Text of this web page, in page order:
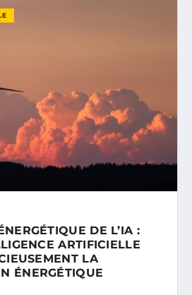
DE L’IA :
ARTIFICIELLE
LA
ÉNERGÉTIQUE